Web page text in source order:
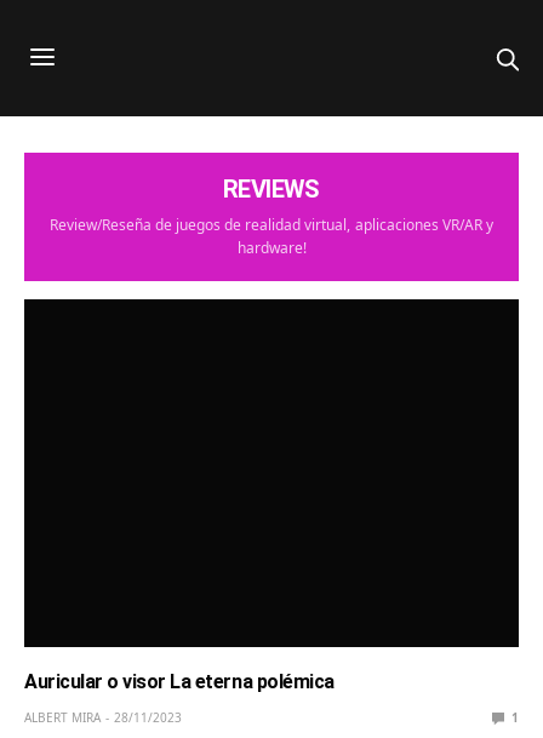
REVIEWS
Review/Reseña de juegos de realidad virtual, aplicaciones VR/AR y
hardware!
Auricular o visor La eterna polémica
ALBERT MIRA 28/11/2023 1